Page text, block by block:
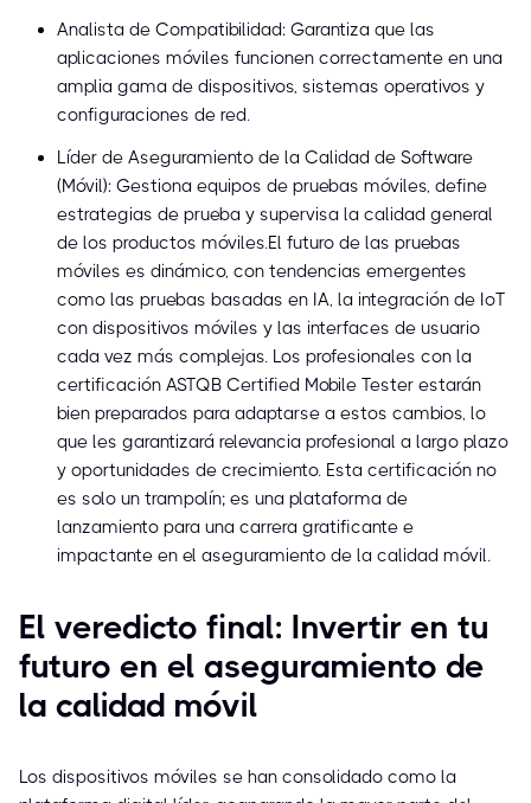
Analista de Compatibilidad: Garantiza que las
aplicaciones móviles funcionen correctamente en una
amplia gama de dispositivos, sistemas operativos y
configuraciones de red.
Líder de Aseguramiento de la Calidad de Software
(Móvil): Gestiona equipos de pruebas móviles, define
estrategias de prueba y supervisa la calidad general
de los productos móviles.El futuro de las pruebas
móviles es dinámico, con tendencias emergentes
como las pruebas basadas en IA, la integración de IoT
con dispositivos móviles y las interfaces de usuario
cada vez más complejas. Los profesionales con la
certificación ASTQB Certified Mobile Tester estarán
bien preparados para adaptarse a estos cambios, lo
que les garantizará relevancia profesional a largo plazo
y oportunidades de crecimiento. Esta certificación no
es solo un trampolín; es una plataforma de
lanzamiento para una carrera gratificante e
impactante en el aseguramiento de la calidad móvil.
El veredicto final: Invertir en tu
futuro en el aseguramiento de
la calidad móvil
Los dispositivos móviles se han consolidado como la